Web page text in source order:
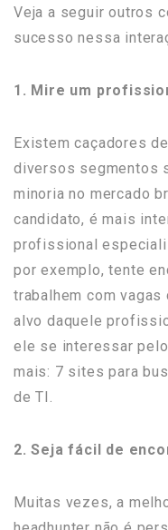
Veja a seguir outros
sucesso nessa
1. Mire um
Existem caçadores
diversos segmentos
minoria no mercado
candidato, é mais
profissional
por exemplo, tente
trabalhem com vagas
alvo daquele
ele se interessar
mais: 7 sites para
de TI.
2. Seja fácil de
Muitas vezes, a